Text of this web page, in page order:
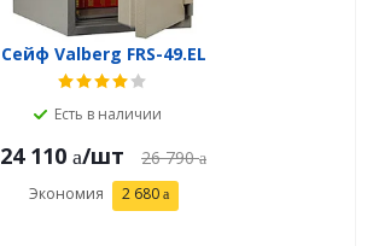
Сейф Valberg FRS-49.EL
Есть в наличии
24 110 /шт 26 790
Экономия 2 680